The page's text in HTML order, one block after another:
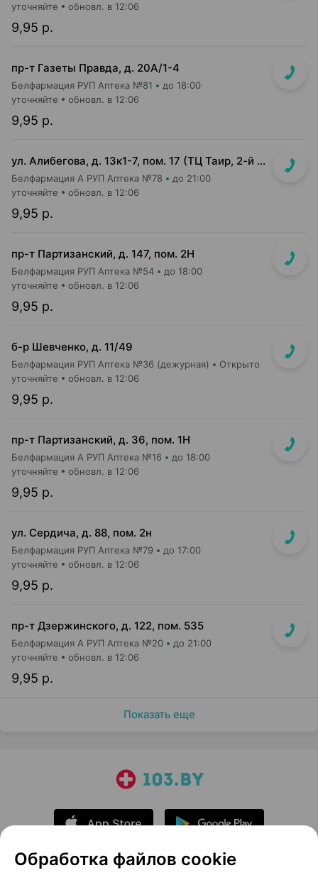
9,95 р.
уточняйте обновл. в 12:06
пр-т Газеты Правда, д. 20A/1-4
Белфармация РУП Аптека №81 до 18:00
9,95 р.
уточняйте обновл. в 12:06
ул. Алибегова, д. 13к1-7, пом. 17 (ТЦ Таир, 2-й этаж)
Белфармация А РУП Аптека №78 до 21:00
9,95 р.
уточняйте обновл. в 12:06
пр-т Партизанский, д. 147, пом. 2Н
Белфармация РУП Аптека №54 до 18:00
9,95 р.
уточняйте обновл. в 12:06
б-р Шевченко, д. 11/49
Белфармация РУП Аптека №36 (дежурная) Открыто
9,95 р.
уточняйте обновл. в 12:06
пр-т Партизанский, д. 36, пом. 1Н
Белфармация А РУП Аптека №16 до 18:00
9,95 р.
уточняйте обновл. в 12:06
ул. Сердича, д. 88, пом. 2н
Белфармация РУП Аптека №79 до 17:00
9,95 р.
уточняйте обновл. в 12:06
пр-т Дзержинского, д. 122, пом. 535
Белфармация А РУП Аптека №20 до 21:00
9,95 р.
уточняйте обновл. в 12:06
Показать еще
Обработка файлов cookie